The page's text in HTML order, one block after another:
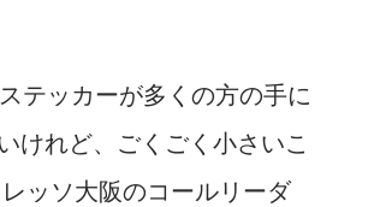
だから当たり前と言えば
、こんなにいるとは想像し
行けるかというと厳しい
う方々はいる。セレッソ大
テッカーが多くの方の手に
けれど、ごくごく小さいこ
ッソ大阪のコールリーダ